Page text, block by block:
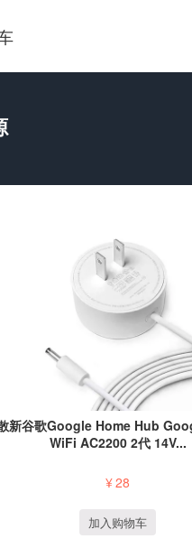
新谷歌Google Home Hub
WiFi AC2200 2代 14V...
¥28
加入购物车